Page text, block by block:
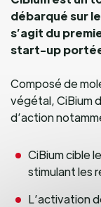
débarqué sur
s’agit du
start-up portée
Composé de
végétal, CiBium
d’action
CiBium cible
stimulant les
L’activation